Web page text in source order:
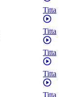
Titta
Titta
Titta
Titta
Titta